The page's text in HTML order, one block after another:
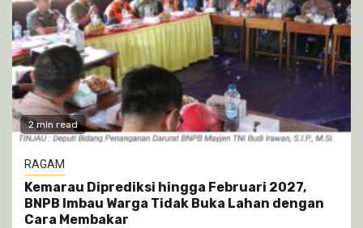
2 min read
RAGAM
Kemarau Diprediksi hingga Februari 2027,
BNPB Imbau Warga Tidak Buka Lahan dengan
Cara Membakar